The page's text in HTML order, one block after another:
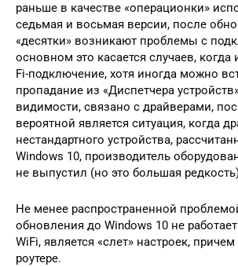
раньше в качестве «операционки»
седьмая и восьмая версии, после
«десятки» возникают проблемы с
основном это касается случаев, когда
Fi-подключение, хотя иногда можно
пропадание из «Диспетчера
видимости, связано с драйверами,
вероятной является ситуация, когда
нестандартного устройства,
Windows 10, производитель
не выпустил (но это большая
Не менее распространенной
обновления до Windows 10 не
WiFi, является «слет» настроек,
роутере.